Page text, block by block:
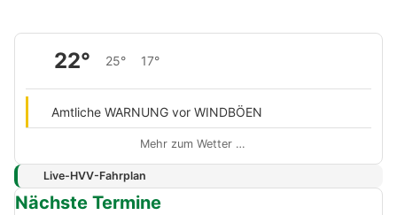
22° 25° 17°
Amtliche WARNUNG vor WINDBÖEN
Mehr zum Wetter …
Live-HVV-Fahrplan
Nächste Termine